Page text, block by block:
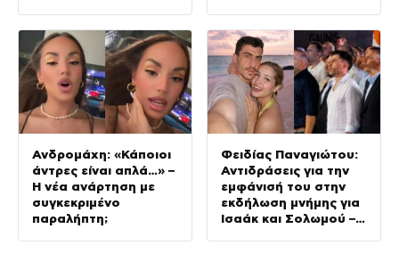
100»
Ανδρομάχη: «Κάποιοι
άντρες είναι απλά…» –
Η νέα ανάρτηση με
συγκεκριμένο
παραλήπτη;
Φειδίας Παναγιώτου:
Αντιδράσεις για την
εμφάνισή του στην
εκδήλωση μνήμης για
Ισαάκ και Σολωμού –